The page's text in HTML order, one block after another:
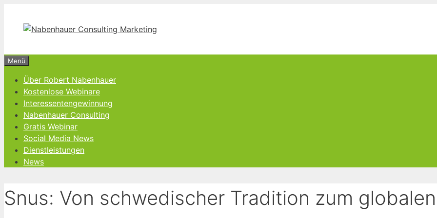
springen
Menü
Über Robert Nabenhauer
Kostenlose Webinare
Interessentengewinnung
Nabenhauer Consulting
Gratis Webinar
Social Media News
Dienstleistungen
News
Snus: Von schwedischer Tradition zum